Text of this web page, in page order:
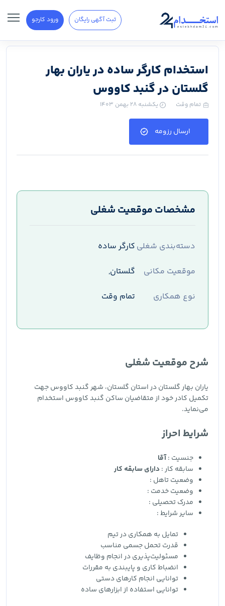
ثبت آگهی رایگان ورود کارجو
استخدام کارگر ساده در یاران بهار
گلستان در گنبد کاووس
تمام وقت یکشنبه ۲۸ بهمن ۱۴۰۳
ارسال رزومه
مشخصات موقعیت شغلی
دسته‌بندی شغلی کارگر ساده
موقعیت مکانی
گلستان,
نوع همکاری
تمام وقت
شرح موقعیت شغلی
یاران بهار گلستان در استان گلستان، شهر گنبد کاووس جهت
تکمیل کادر خود از متقاضیان ساکن گنبد کاووس استخدام
می‌نماید.
شرایط احراز
جنسیت :آقا
سابقه کار : دارای سابقه کار
وضعیت تاهل :
وضعیت خدمت :
مدرک تحصیلی :
سایر شرایط :
تمایل به همکاری در تیم
قدرت تحمل جسمی مناسب
مسئولیت‌پذیری در انجام وظایف
انضباط کاری و پایبندی به مقررات
توانایی انجام کارهای دستی
توانایی استفاده از ابزارهای ساده